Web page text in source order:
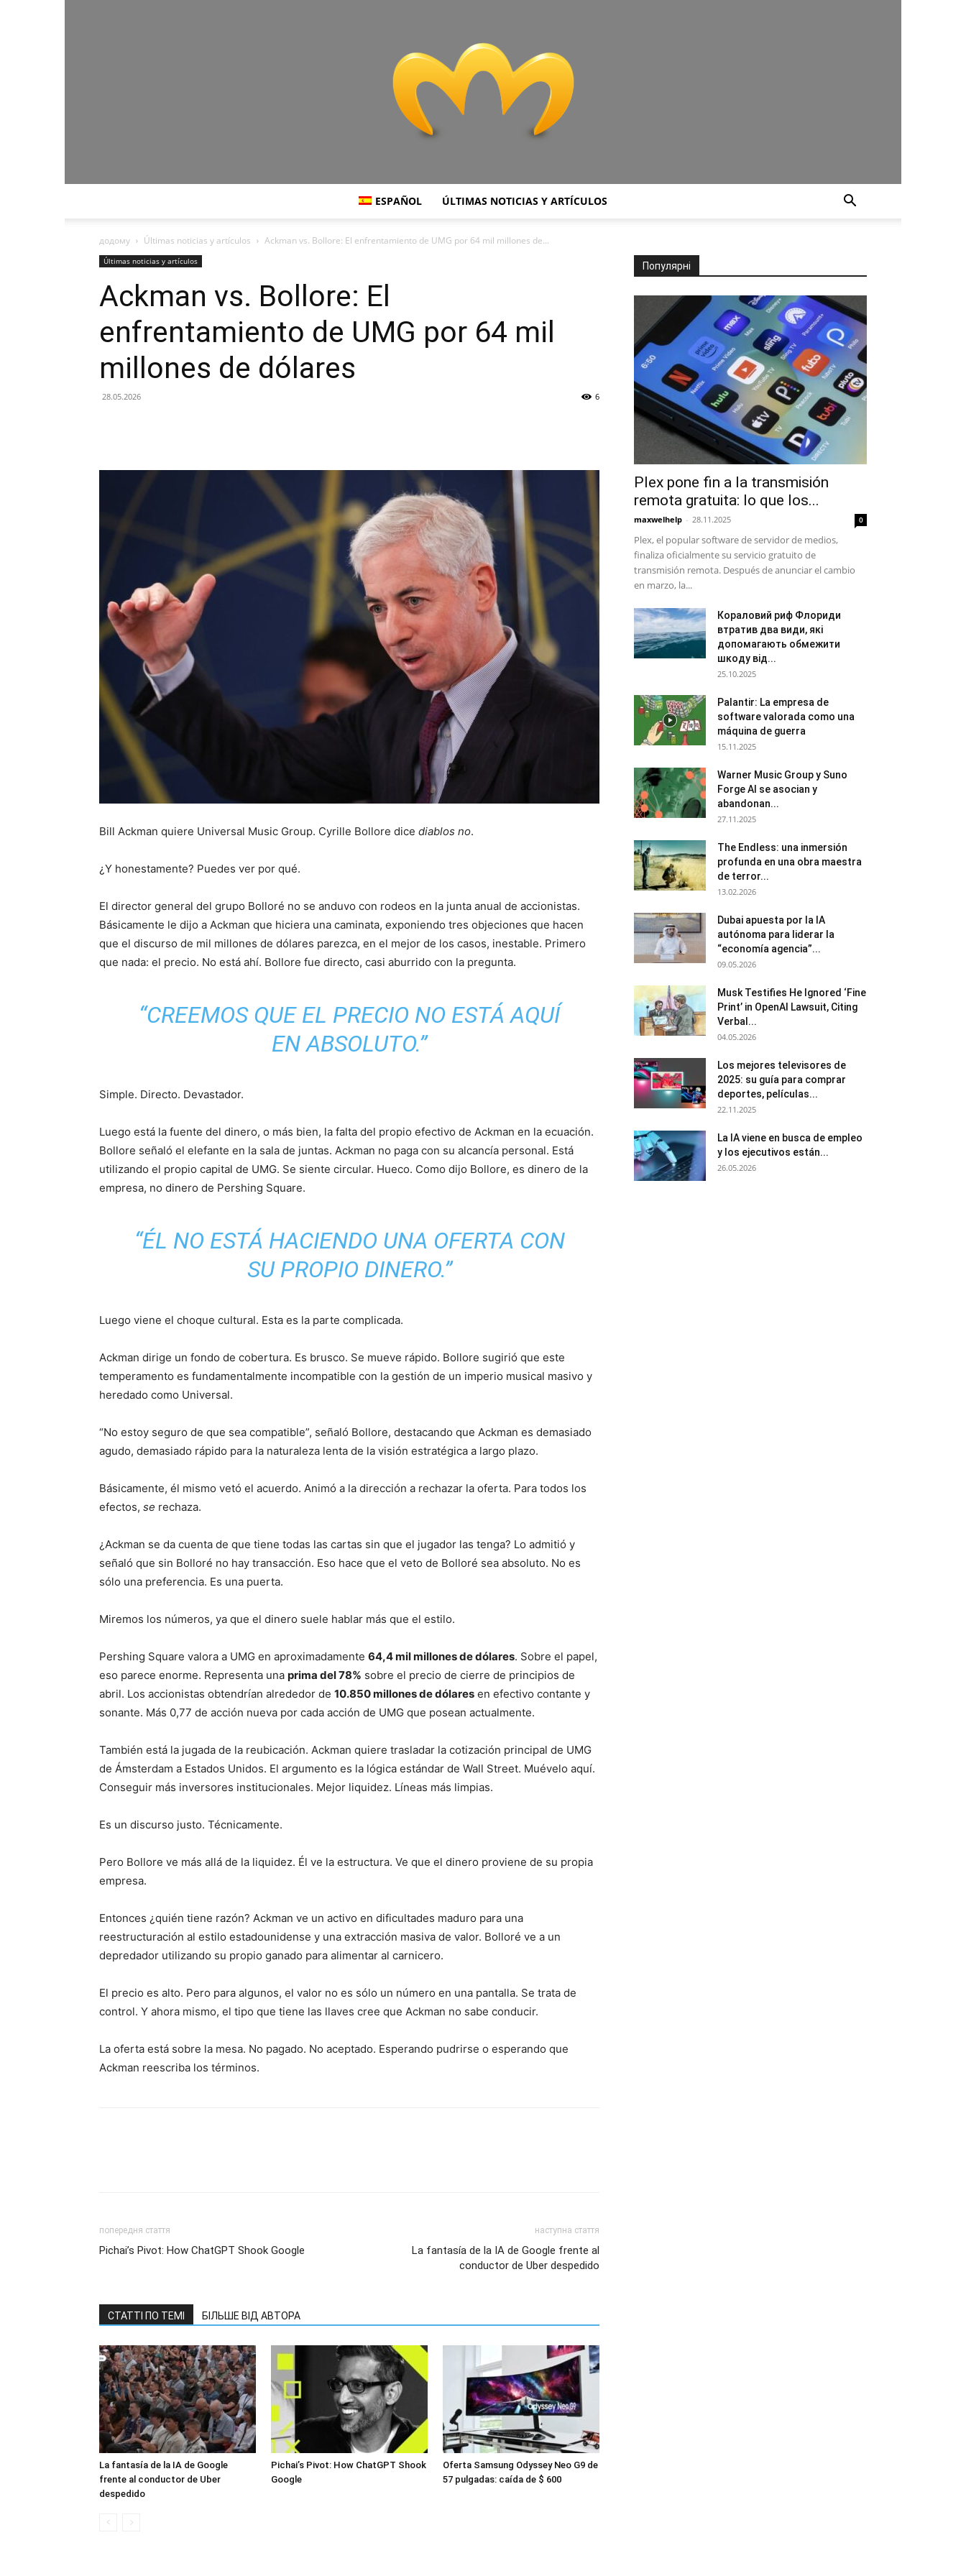
ESPAÑOL ÚLTIMAS NOTICIAS Y ARTÍCULOS
додому Últimas noticias y artículos Ackman vs. Bollore: El enfrentamiento de UMG por 64 mil millones de...
Últimas noticias y artículos
Ackman vs. Bollore: El
enfrentamiento de UMG por 64 mil
millones de dólares
28.05.2026 6
Bill Ackman quiere Universal Music Group. Cyrille Bollore dice diablos no.
¿Y honestamente? Puedes ver por qué.
El director general del grupo Bolloré no se anduvo con rodeos en la junta anual de accionistas.
Básicamente le dijo a Ackman que hiciera una caminata, exponiendo tres objeciones que hacen
que el discurso de mil millones de dólares parezca, en el mejor de los casos, inestable. Primero
que nada: el precio. No está ahí. Bollore fue directo, casi aburrido con la pregunta.
“CREEMOS QUE EL PRECIO NO ESTÁ AQUÍ
EN ABSOLUTO.”
Simple. Directo. Devastador.
Luego está la fuente del dinero, o más bien, la falta del propio efectivo de Ackman en la ecuación.
Bollore señaló el elefante en la sala de juntas. Ackman no paga con su alcancía personal. Está
utilizando el propio capital de UMG. Se siente circular. Hueco. Como dijo Bollore, es dinero de la
empresa, no dinero de Pershing Square.
“ÉL NO ESTÁ HACIENDO UNA OFERTA CON
SU PROPIO DINERO.”
Luego viene el choque cultural. Esta es la parte complicada.
Ackman dirige un fondo de cobertura. Es brusco. Se mueve rápido. Bollore sugirió que este
temperamento es fundamentalmente incompatible con la gestión de un imperio musical masivo y
heredado como Universal.
“No estoy seguro de que sea compatible”, señaló Bollore, destacando que Ackman es demasiado
agudo, demasiado rápido para la naturaleza lenta de la visión estratégica a largo plazo.
Básicamente, él mismo vetó el acuerdo. Animó a la dirección a rechazar la oferta. Para todos los
efectos, se rechaza.
¿Ackman se da cuenta de que tiene todas las cartas sin que el jugador las tenga? Lo admitió y
señaló que sin Bolloré no hay transacción. Eso hace que el veto de Bolloré sea absoluto. No es
sólo una preferencia. Es una puerta.
Miremos los números, ya que el dinero suele hablar más que el estilo.
Pershing Square valora a UMG en aproximadamente 64,4 mil millones de dólares. Sobre el papel,
eso parece enorme. Representa una prima del 78% sobre el precio de cierre de principios de
abril. Los accionistas obtendrían alrededor de 10.850 millones de dólares en efectivo contante y
sonante. Más 0,77 de acción nueva por cada acción de UMG que posean actualmente.
También está la jugada de la reubicación. Ackman quiere trasladar la cotización principal de UMG
de Ámsterdam a Estados Unidos. El argumento es la lógica estándar de Wall Street. Muévelo aquí.
Conseguir más inversores institucionales. Mejor liquidez. Líneas más limpias.
Es un discurso justo. Técnicamente.
Pero Bollore ve más allá de la liquidez. Él ve la estructura. Ve que el dinero proviene de su propia
empresa.
Entonces ¿quién tiene razón? Ackman ve un activo en dificultades maduro para una
reestructuración al estilo estadounidense y una extracción masiva de valor. Bolloré ve a un
depredador utilizando su propio ganado para alimentar al carnicero.
El precio es alto. Pero para algunos, el valor no es sólo un número en una pantalla. Se trata de
control. Y ahora mismo, el tipo que tiene las llaves cree que Ackman no sabe conducir.
La oferta está sobre la mesa. No pagado. No aceptado. Esperando pudrirse o esperando que
Ackman reescriba los términos.
попередня стаття
Pichai’s Pivot: How ChatGPT Shook Google
наступна стаття
La fantasía de la IA de Google frente al
conductor de Uber despedido
СТАТТІ ПО ТЕМІ БІЛЬШЕ ВІД АВТОРА
La fantasía de la IA de Google
frente al conductor de Uber
despedido
Pichai’s Pivot: How ChatGPT Shook
Google
Oferta Samsung Odyssey Neo G9 de
57 pulgadas: caída de $ 600
Популярні
Plex pone fin a la transmisión
remota gratuita: lo que los...
maxwelhelp - 28.11.2025 0
Plex, el popular software de servidor de medios,
finaliza oficialmente su servicio gratuito de
transmisión remota. Después de anunciar el cambio
en marzo, la...
Кораловий риф Флориди
втратив два види, які
допомагають обмежити
шкоду від...
25.10.2025
Palantir: La empresa de
software valorada como una
máquina de guerra
15.11.2025
Warner Music Group y Suno
Forge AI se asocian y
abandonan...
27.11.2025
The Endless: una inmersión
profunda en una obra maestra
de terror...
13.02.2026
Dubai apuesta por la IA
autónoma para liderar la
“economía agencia”...
09.05.2026
Musk Testifies He Ignored ‘Fine
Print’ in OpenAI Lawsuit, Citing
Verbal...
04.05.2026
Los mejores televisores de
2025: su guía para comprar
deportes, películas...
22.11.2025
La IA viene en busca de empleo
y los ejecutivos están...
26.05.2026